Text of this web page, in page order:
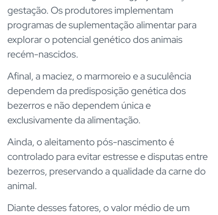
gestação. Os produtores implementam
programas de suplementação alimentar para
explorar o potencial genético dos animais
recém-nascidos.
Afinal, a maciez, o marmoreio e a suculência
dependem da predisposição genética dos
bezerros e não dependem única e
exclusivamente da alimentação.
Ainda, o aleitamento pós-nascimento é
controlado para evitar estresse e disputas entre
bezerros, preservando a qualidade da carne do
animal.
Diante desses fatores, o valor médio de um